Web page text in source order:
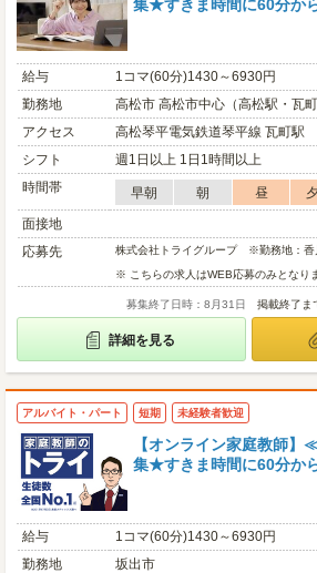
集★すきま時間に60分か
給与
1コマ(60分)1430～6930円
勤務地
高松市 高松市中心（高松駅・瓦
アクセス
高松琴平電気鉄道琴平線 瓦町駅
シフト
週1日以上 1日1時間以上
時間帯
早朝 朝 昼
面接地
応募先
株式会社トライグループ ※勤務地：香
※ こちらの求人はWEB応募のみとなり
募集終了日時：8月31日 掲載終了ま
詳細を見る
アルバイト・パート 短期 未経験者歓迎
【オンライン家庭教師
集★すきま時間に60分か
給与
1コマ(60分)1430～6930円
勤務地
坂出市